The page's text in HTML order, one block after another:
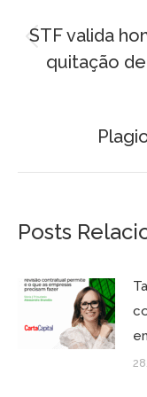
de
post:
STF valida
quitação
Posts